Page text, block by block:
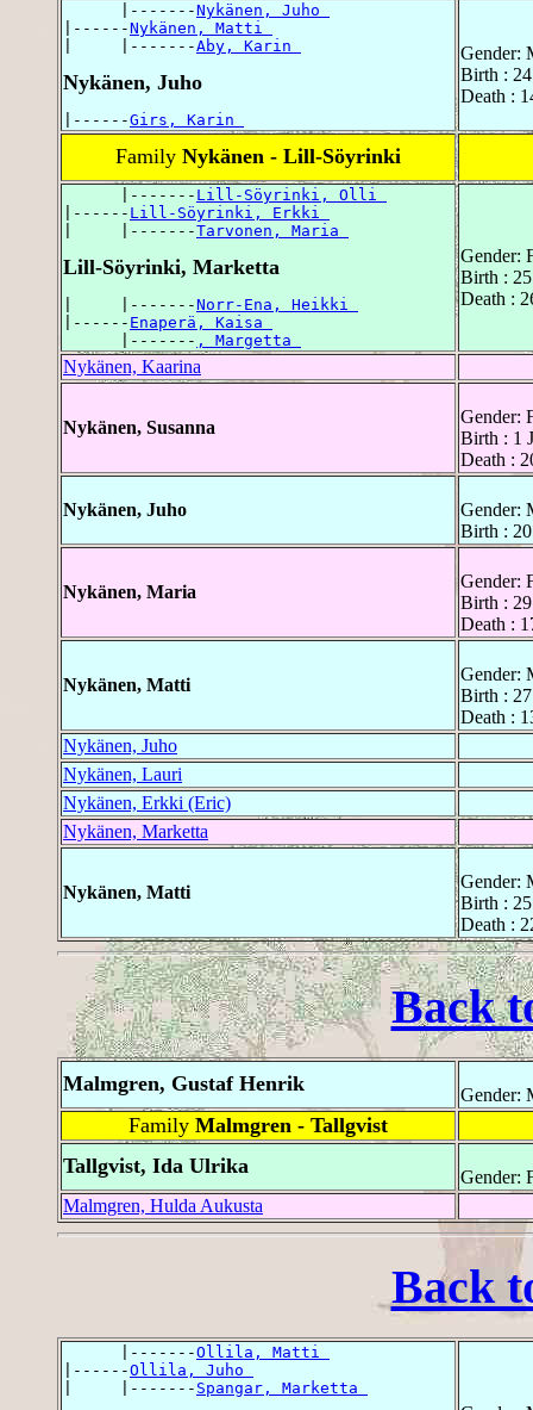
      |-------
Nykänen, Juho
|------Nykänen, Matti
|     |-------Aby, Karin
Nykänen, Juho
|------Girs, Karin
Gender:
Birth :
Death :
Family Nykänen - Lill-Söyrinki
      |-------
Lill-Söyrinki, Olli
|------ Lill-Söyrinki, Erkki
|     |-------Tarvonen, Maria
Lill-Söyrinki, Marketta
|     |-------Norr-Ena, Heikki
|------ Enaperä, Kaisa
      |-------
, Margetta
Gender:
Birth :
Death :
Nykänen, Kaarina
Nykänen, Susanna
Gender:
Birth : 1
Death :
Nykänen, Juho
Gender:
Birth :
Nykänen, Maria
Gender:
Birth :
Death :
Nykänen, Matti
Gender:
Birth :
Death :
Nykänen, Juho
Nykänen, Lauri
Nykänen, Erkki (Eric)
Nykänen, Marketta
Nykänen, Matti
Gender:
Birth :
Death :
Back
Malmgren, Gustaf Henrik Gender:
Family Malmgren - Tallgvist
Tallgvist, Ida Ulrika
Gender:
Malmgren, Hulda Aukusta
Back
      |-------
Ollila, Matti
|------Ollila, Juho
|     |------- Spangar, Marketta